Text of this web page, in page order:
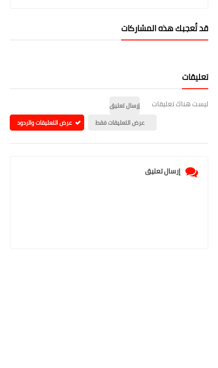
قد تُعجبك هذه المشاركات
تعليقات
ليست هناك تعليقات
إرسال تعليق
عرض التعليقات فقط
عرض التعليقات والردود
إرسال تعليق